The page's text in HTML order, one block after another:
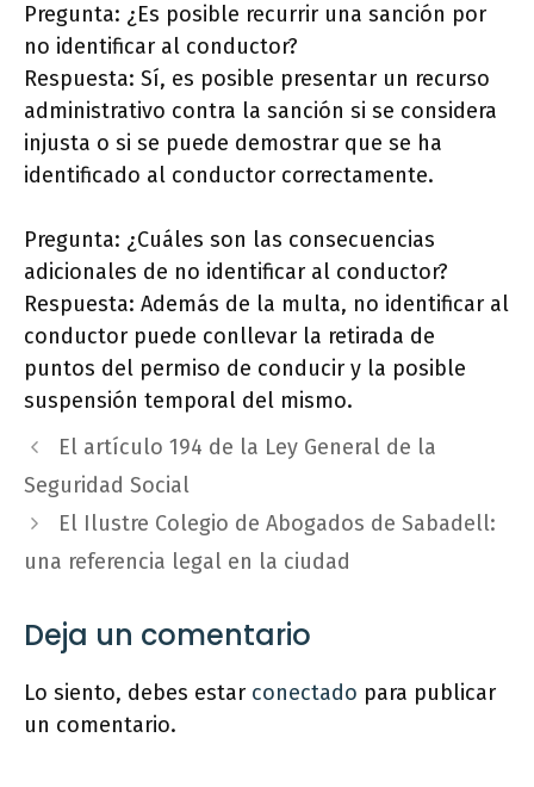
Pregunta: ¿Es posible recurrir una sanción por
no identificar al conductor?
Respuesta: Sí, es posible presentar un recurso
administrativo contra la sanción si se considera
injusta o si se puede demostrar que se ha
identificado al conductor correctamente.
Pregunta: ¿Cuáles son las consecuencias
adicionales de no identificar al conductor?
Respuesta: Además de la multa, no identificar al
conductor puede conllevar la retirada de
puntos del permiso de conducir y la posible
suspensión temporal del mismo.
El artículo 194 de la Ley General de la
Seguridad Social
El Ilustre Colegio de Abogados de Sabadell:
una referencia legal en la ciudad
Deja un comentario
Lo siento, debes estar conectado para publicar
un comentario.